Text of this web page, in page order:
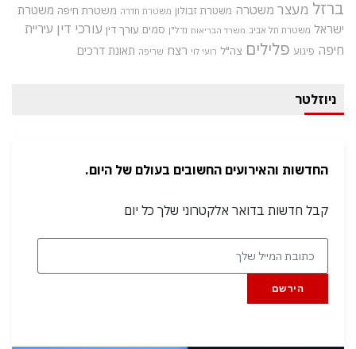
ברזל מעצר משטרה משטרת זבולון משטרת חדרה משטרת חיפה משטרת
ישראל משטרת תל אביב משרד הבריאות נדל"ן סמים עורך דין עורכי דין עיריית
חיפה פיגוע פלילים צה"ל רועי לוי רצח שריפה תאונת דרכים
ניוזלטר
החדשות והאירועים החשובים בעולם של היום.
קבל חדשות בדואר אלקטרוני שלך כל יום
הירשם